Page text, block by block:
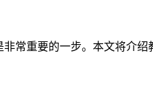
常重要的一步。本文将介绍